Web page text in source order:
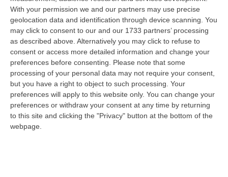
With your permission we and our partners may use precise
geolocation data and identification through device scanning. You
may click to consent to our and our 1733 partners’ processing
as described above. Alternatively you may click to refuse to
consent or access more detailed information and change your
preferences before consenting.
Please note that some
processing of your personal data may not require your consent,
but you have a right to object to such processing. Your
preferences will apply to this website only. You can change your
preferences or withdraw your consent at any time by returning
to this site and clicking the "Privacy" button at the bottom of the
webpage.
Messina, I “No Ponte” Di Nuovo In Marcia
“MESSINA “Chiediamo che venga chiusa la società Stretto di Messina. La
liquidazione era stata già indicata dal governo Monti nel 2013, e la…
08 Agosto, 21:20
Vinitaly And The City A Reggio: Il Grande Abbraccio Tra Identità
Del Territorio, Storia E Cultura – FOTO
“REGGIO CALABRIA Vinitaly and the City arriva a Reggio Calabria. Dopo il
successo dell’edizione di Sibari, dove la manifestazione ha fatto s…
08 Agosto, 20:47